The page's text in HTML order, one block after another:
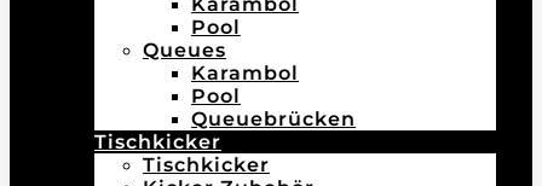
Pool
Queues
Karambol
Pool
Queuebrücken
Tischkicker
Tischkicker